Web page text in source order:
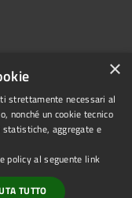
© 2025 Comune di
San Benedetto del Tronto
byMunicipium
×
strettamente necessari al
nonché un cookie tecnico
aggregate e
policy al seguente link
TUTTO